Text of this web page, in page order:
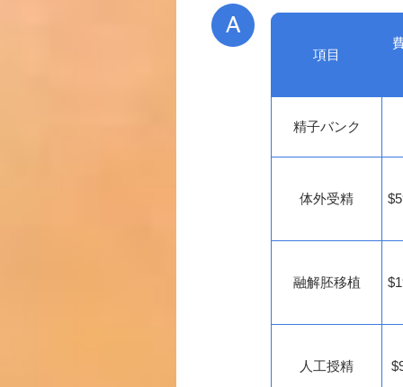
項目
精子バンク
体外受精
融解胚移植
人工授精